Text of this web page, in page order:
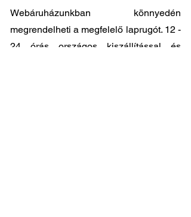
Webáruházunkban könnyedén
megrendelheti a megfelelő laprugót. 12 -
24 órás országos kiszállítással és